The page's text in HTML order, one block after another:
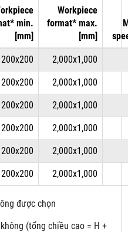
min.
[mm]
Workpiece
format* max.
[mm]
200x200 2,000x1,000
200x200 2,000x1,000
200x200 2,000x1,000
200x200 2,000x1,000
200x200 2,000x1,000
200x200 2,000x1,000
được chọn
(tổng chiều cao = H +